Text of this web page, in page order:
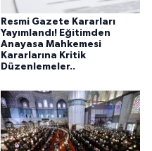
Resmi Gazete Kararları
Yayımlandı! Eğitimden
Anayasa Mahkemesi
Kararlarına Kritik
Düzenlemeler..